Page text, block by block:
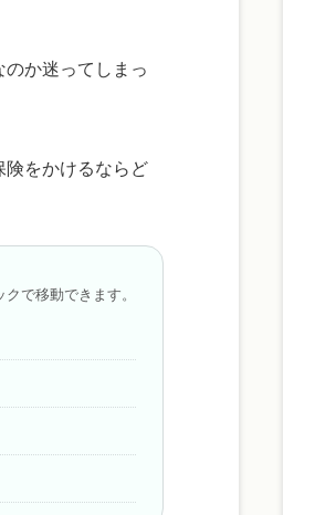
か迷ってしまっ
険をかけるならど
で移動できます。